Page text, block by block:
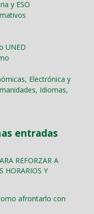
y ESO
UNED
Electrónica y
Idiomas,
entradas
REFORZAR A
HORARIOS Y
afrontarlo con